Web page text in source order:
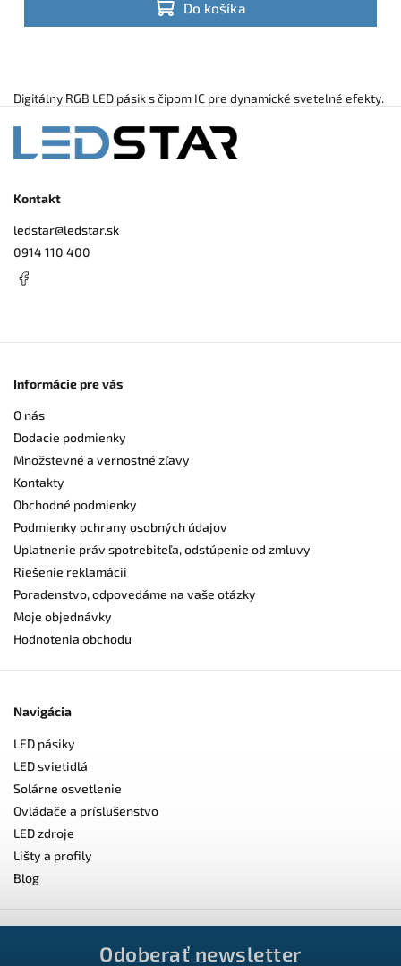
Do košíka
hotové plug‑and‑play riešenie.
Digitálny RGB LED pásik s čipom IC pre dynamické svetelné efekty.
Kontakt
ledstar@ledstar.sk
0914 110 400
Informácie pre vás
O nás
Dodacie podmienky
Množstevné a vernostné zľavy
Kontakty
Obchodné podmienky
Podmienky ochrany osobných údajov
Uplatnenie práv spotrebiteľa, odstúpenie od zmluvy
Riešenie reklamácií
Poradenstvo, odpovedáme na vaše otázky
Moje objednávky
Hodnotenia obchodu
Navigácia
LED pásiky
LED svietidlá
Solárne osvetlenie
Ovládače a príslušenstvo
LED zdroje
Lišty a profily
Blog
Odoberať newsletter